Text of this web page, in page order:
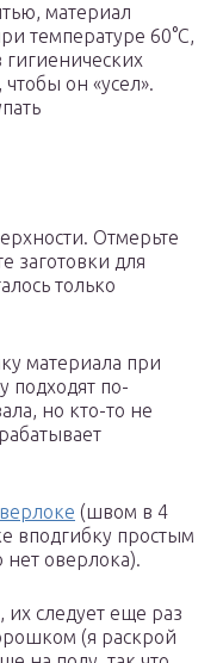
материал
температуре 60°C,
гигиенических
он «усел».
Отмерьте
заготовки для
только
материала при
подходят по-
но кто-то не
(швом в 4
вподгибку простым
оверлока).
их следует еще раз
(я раскрой